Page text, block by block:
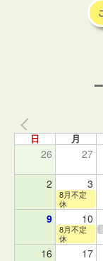
日 月
26 27
2 3
8月不定
休
9 10
8月不定
休
16 17